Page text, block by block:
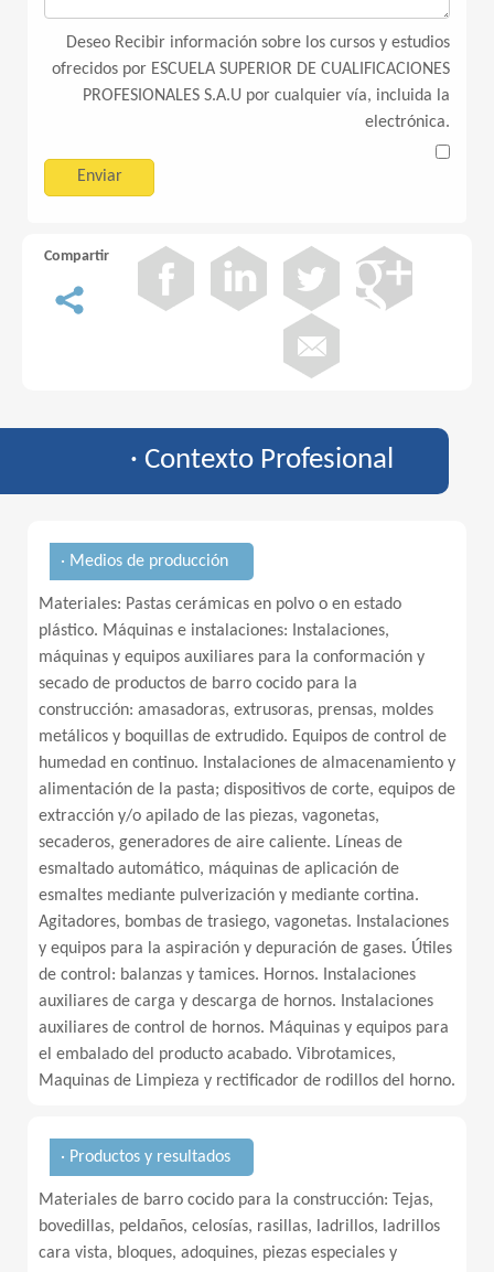
Deseo Recibir información sobre los cursos y estudios
ofrecidos por ESCUELA SUPERIOR DE CUALIFICACIONES
PROFESIONALES S.A.U por cualquier vía, incluida la
electrónica.
Compartir
· Contexto Profesional
· Medios de producción
Materiales: Pastas cerámicas en polvo o en estado
plástico. Máquinas e instalaciones: Instalaciones,
máquinas y equipos auxiliares para la conformación y
secado de productos de barro cocido para la
construcción: amasadoras, extrusoras, prensas, moldes
metálicos y boquillas de extrudido. Equipos de control de
humedad en continuo. Instalaciones de almacenamiento y
alimentación de la pasta; dispositivos de corte, equipos de
extracción y/o apilado de las piezas, vagonetas,
secaderos, generadores de aire caliente. Líneas de
esmaltado automático, máquinas de aplicación de
esmaltes mediante pulverización y mediante cortina.
Agitadores, bombas de trasiego, vagonetas. Instalaciones
y equipos para la aspiración y depuración de gases. Útiles
de control: balanzas y tamices. Hornos. Instalaciones
auxiliares de carga y descarga de hornos. Instalaciones
auxiliares de control de hornos. Máquinas y equipos para
el embalado del producto acabado. Vibrotamices,
Maquinas de Limpieza y rectificador de rodillos del horno.
· Productos y resultados
Materiales de barro cocido para la construcción: Tejas,
bovedillas, peldaños, celosías, rasillas, ladrillos, ladrillos
cara vista, bloques, adoquines, piezas especiales y